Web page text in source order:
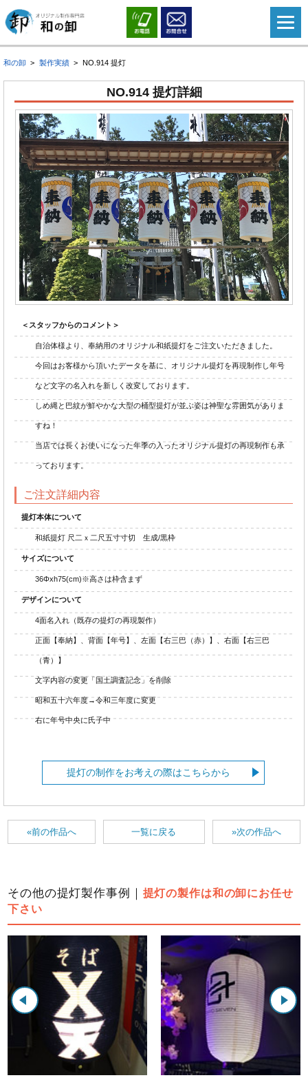
和の卸 製作実績 NO.914 提灯
NO.914 提灯詳細
＜スタッフからのコメント＞
自治体様より、奉納用のオリジナル和紙提灯をご注文いただきました。
今回はお客様から頂いたデータを基に、オリジナル提灯を再現制作し年号
など文字の名入れを新しく改変しております。
しめ縄と巴紋が鮮やかな大型の桶型提灯が並ぶ姿は神聖な雰囲気がありま
すね！
当店では長くお使いになった年季の入ったオリジナル提灯の再現制作も承
っております。
ご注文詳細内容
提灯本体について
和紙提灯 尺二ｘ二尺五寸寸切 生成/黒枠
サイズについて
36Φxh75(cm)※高さは枠含まず
デザインについて
4面名入れ（既存の提灯の再現製作）
正面【奉納】、背面【年号】、左面【右三巴（赤）】、右面【右三巴
（青）】
文字内容の変更「国土調査記念」を削除
昭和五十六年度→令和三年度に変更
右に年号中央に氏子中
提灯の制作をお考えの際はこちらから
«前の作品へ »次の作品へ
一覧に戻る
その他の提灯製作事例｜ 提灯の製作は和の卸にお任せ
下さい